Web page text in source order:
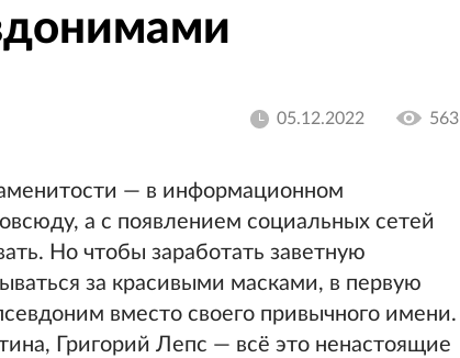
05.12.2022 563
— в информационном
а с появлением социальных сетей
Но чтобы заработать заветную
за красивыми масками, в первую
вместо своего привычного имени.
Григорий Лепс — всё это ненастоящие